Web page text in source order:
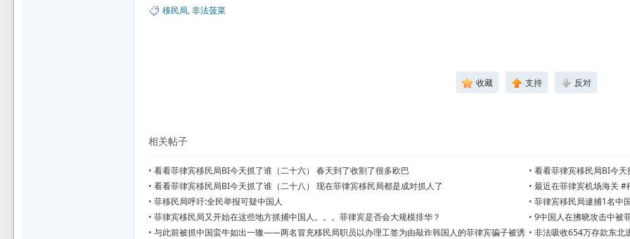
移民局,非法菠菜
收藏 支持 反对
相关帖子
•看看菲律宾移民局BI今天抓了谁（二十六） 春天到了收割了很多欧巴 •看看菲律宾移民局BI今
•看看菲律宾移民局BI今天抓了谁（二十八） 现在菲律宾移民局都是成对抓人了 •最近在菲律宾机场海关
•菲移民局呼吁:全民举报可疑中国人 •菲律宾移民局逮捕1名中
•菲律宾移民局又开始在这些地方抓捕中国人。。。菲律宾是否会大规模排华？ •9中国人在拂晓攻击中被
•与此前被抓中国蛮牛如出一辙——两名冒充移民局职员以办理工签为由敲诈韩国人的菲律宾骗子被诱 •非法吸收654万存款东北